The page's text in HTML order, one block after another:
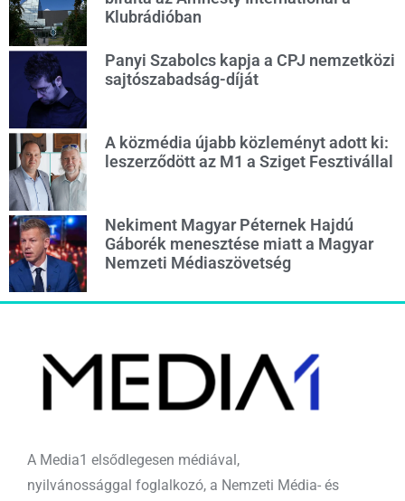
Klubrádióban
Panyi Szabolcs kapja a CPJ nemzetközi
sajtószabadság-díját
A közmédia újabb közleményt adott ki:
leszerződött az M1 a Sziget Fesztivállal
Nekiment Magyar Péternek Hajdú
Gáborék menesztése miatt a Magyar
Nemzeti Médiaszövetség
A Media1 elsődlegesen médiával,
nyilvánossággal foglalkozó, a Nemzeti Média- és